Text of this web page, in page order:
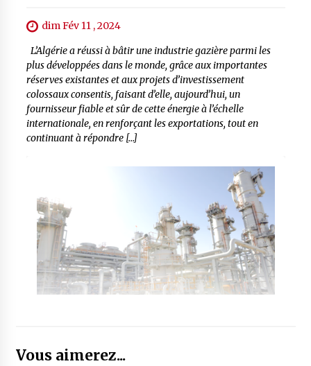
dim Fév 11 , 2024
L’Algérie a réussi à bâtir une industrie gazière parmi les
plus développées dans le monde, grâce aux importantes
réserves existantes et aux projets d’investissement
colossaux consentis, faisant d’elle, aujourd’hui, un
fournisseur fiable et sûr de cette énergie à l’échelle
internationale, en renforçant les exportations, tout en
continuant à répondre […]
Vous aimerez...